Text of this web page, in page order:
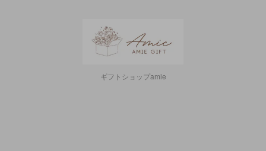
ギフトショップamie